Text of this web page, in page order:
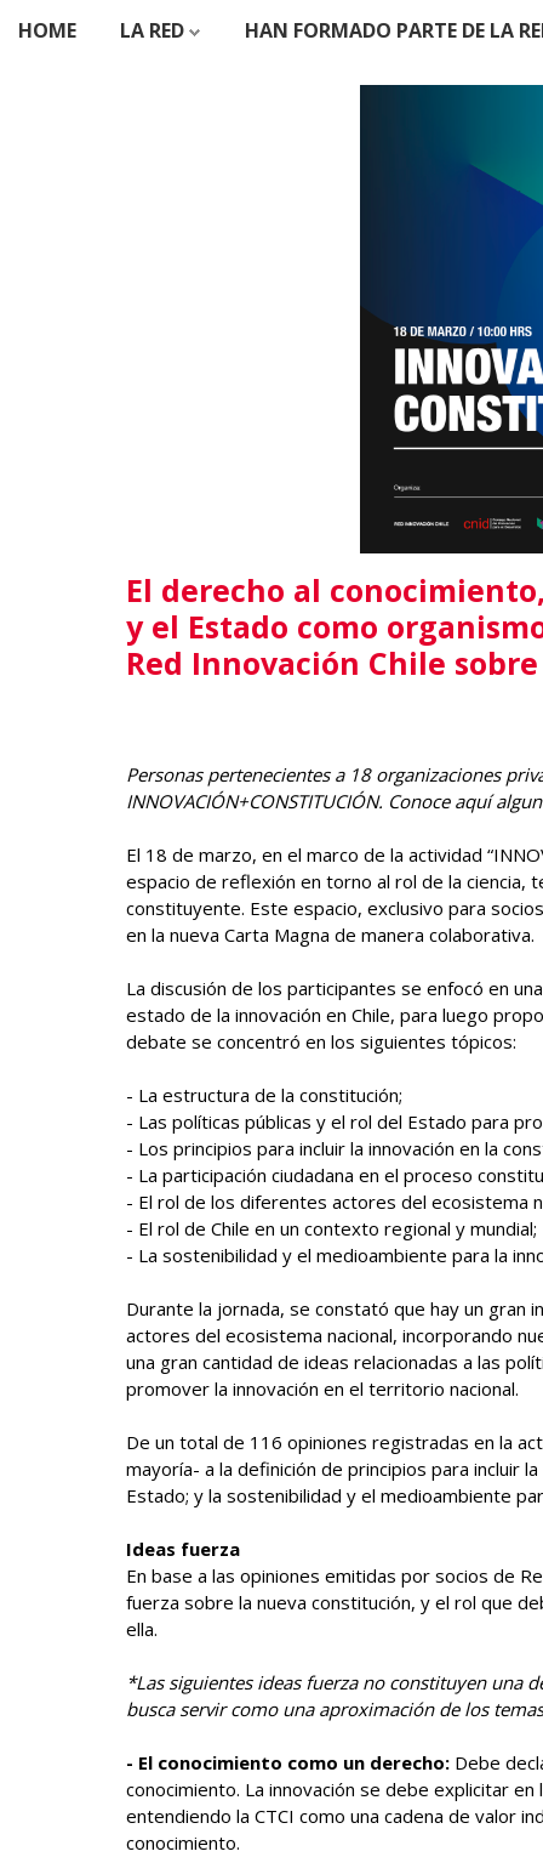
HOME LA RED HAN FORMADO PARTE DE LA
El derecho al
y el Estado como
Red Innovación Chile
Personas pertenecientes a 18 organizaciones
INNOVACIÓN+CONSTITUCIÓN. Conoce aquí
El 18 de marzo, en el marco de la actividad
espacio de reflexión en torno al rol de la ciencia,
constituyente. Este espacio, exclusivo para
en la nueva Carta Magna de manera colaborativa.
La discusión de los participantes se enfocó en
estado de la innovación en Chile, para luego
debate se concentró en los siguientes tópicos:
- La estructura de la constitución;
- Las políticas públicas y el rol del Estado para
- Los principios para incluir la innovación en la
- La participación ciudadana en el proceso
- El rol de los diferentes actores del ecosistema
- El rol de Chile en un contexto regional y mundial;
- La sostenibilidad y el medioambiente para la
Durante la jornada, se constató que hay un gran
actores del ecosistema nacional, incorporando
una gran cantidad de ideas relacionadas a las
promover la innovación en el territorio nacional.
De un total de 116 opiniones registradas en la
mayoría- a la definición de principios para incluir
Estado; y la sostenibilidad y el medioambiente
Ideas fuerza
En base a las opiniones emitidas por socios de
fuerza sobre la nueva constitución, y el rol que
ella.
*Las siguientes ideas fuerza no constituyen una
busca servir como una aproximación de los
- El conocimiento como un derecho: Debe
conocimiento. La innovación se debe explicitar
entendiendo la CTCI como una cadena de valor
conocimiento.